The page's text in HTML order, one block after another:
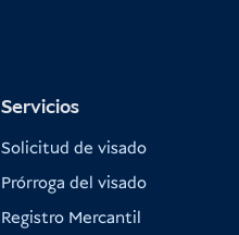
Servicios
Solicitud de visado
Prórroga del visado
Registro Mercantil